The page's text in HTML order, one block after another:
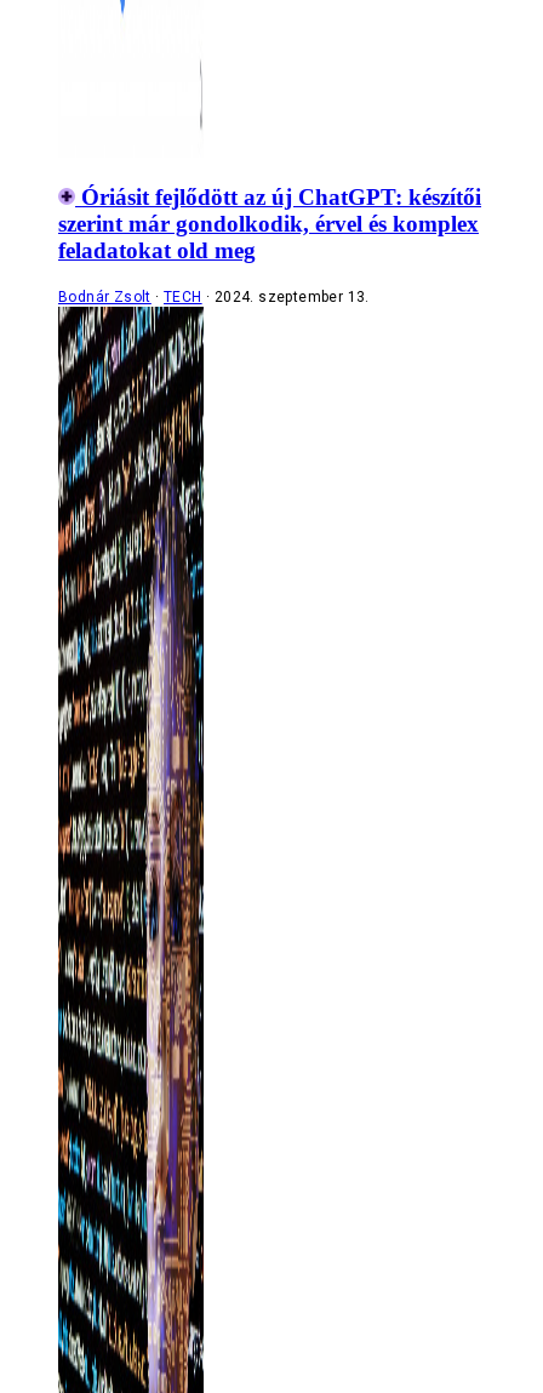
Óriásit fejlődött az új ChatGPT: készítői
szerint már gondolkodik, érvel és komplex
feladatokat old meg
Bodnár Zsolt TECH 2024. szeptember 13.